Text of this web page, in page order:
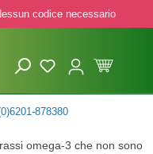
codice necessario
878380
omega-3 che non sono